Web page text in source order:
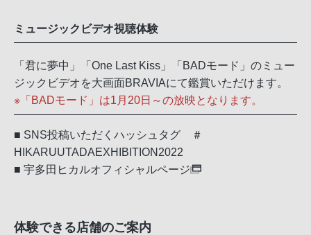
ミュージックビデオ視聴体験
「君に夢中」「One Last Kiss」「BADモード」のミュー
ジックビデオを大画面BRAVIAにて鑑賞いただけます。
※「BADモード」は1月20日～の放映となります。
■ SNS投稿いただくハッシュタグ ＃
HIKARUUTADAEXHIBITION2022
■ 宇多田ヒカルオフィシャルページ
体験できる店舗のご案内